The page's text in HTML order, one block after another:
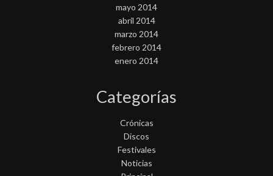
mayo 2014
abril 2014
marzo 2014
febrero 2014
enero 2014
Categorías
Crónicas
Discos
Festivales
Noticias